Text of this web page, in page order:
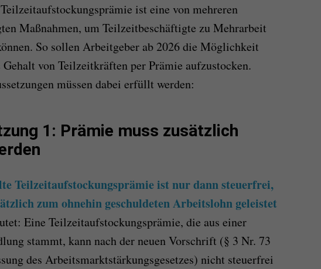
ist eine von mehreren
Maßnahmen, um Teilzeitbeschäftigte zu Mehrarbeit
So sollen Arbeitgeber ab 2026 die Möglichkeit
Gehalt von Teilzeitkräften per Prämie aufzustocken.
müssen dabei erfüllt werden:
1: Prämie muss zusätzlich
Teilzeitaufstockungsprämie ist nur dann steuerfrei,
zum ohnehin geschuldeten Arbeitslohn geleistet
Eine Teilzeitaufstockungsprämie, die aus einer
stammt, kann nach der neuen Vorschrift (§ 3 Nr. 73
des Arbeitsmarktstärkungsgesetzes) nicht steuerfrei